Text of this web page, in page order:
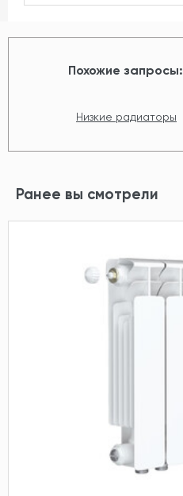
Похожие запросы:
Низкие радиаторы
Ранее вы смотрели